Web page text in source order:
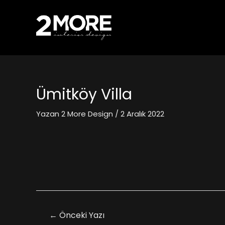
Ümitköy Villa
Yazan 2 More Design / 2 Aralık 2022
← Önceki Yazı